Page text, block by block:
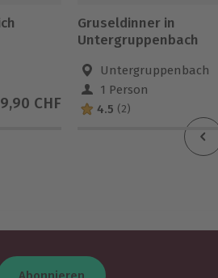
CHF
Gruseldinner in
Untergruppenbach
Untergruppenbach
1 Person
4.5 (2)